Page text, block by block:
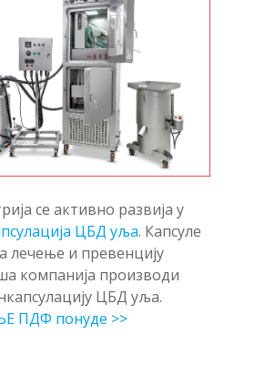
се активно развија у
ЦБД уља. Капсуле
лечење и превенцију
компанија производи
ЦБД уља.
ПДФ понуде >>